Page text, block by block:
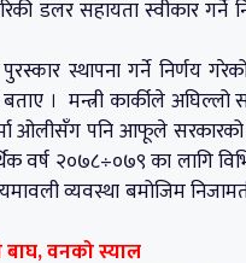
डलर सहायता स्वीकार गर्ने
पुरस्कार स्थापना गर्ने
बताए । मन्त्री कार्कीले
ओलीसँग पनि आफूले
२०७८÷०७९ का लागि
व्यवस्था बमोजिम
बाघ, वनको स्याल